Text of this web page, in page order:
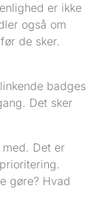
er ikke
også om
de sker.
badges
Det sker
Det er
gøre? Hvad